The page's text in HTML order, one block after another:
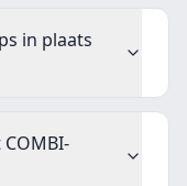
in plaats